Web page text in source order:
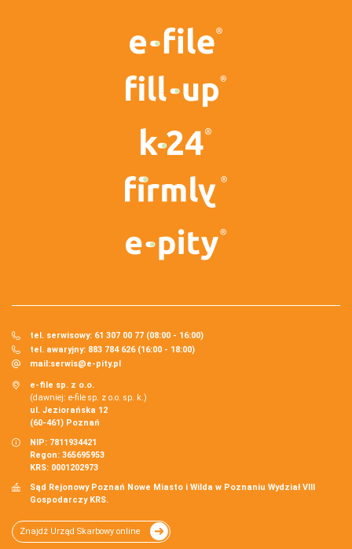
tel. serwisowy: 61 307 00 77 (08:00 - 16:00)
tel. awaryjny: 883 784 626 (16:00 - 18:00)
mail:serwis@e-pity.pl
e-file sp. z o.o.
(dawniej: e-file sp. z o.o. sp. k.)
ul. Jeziorańska 12
(60-461) Poznań
NIP: 7811934421
Regon: 365695953
KRS: 0001202973
Sąd Rejonowy Poznań Nowe Miasto i Wilda w Poznaniu Wydział VIII
Gospodarczy KRS.
Znajdź Urząd Skarbowy online